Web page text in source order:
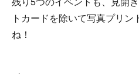
トカードを除いて写真プリ
ね！